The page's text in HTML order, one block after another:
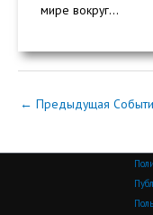
мире вокруг...
← Предыдущая